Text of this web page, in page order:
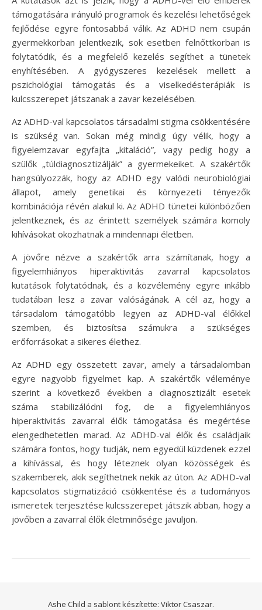
támogatására irányuló programok és kezelési lehetőségek
fejlődése egyre fontosabbá válik. Az ADHD nem csupán
gyermekkorban jelentkezik, sok esetben felnőttkorban is
folytatódik, és a megfelelő kezelés segíthet a tünetek
enyhítésében. A gyógyszeres kezelések mellett a
pszichológiai támogatás és a viselkedésterápiák is
kulcsszerepet játszanak a zavar kezelésében.
Az ADHD-val kapcsolatos társadalmi stigma csökkentésére
is szükség van. Sokan még mindig úgy vélik, hogy a
figyelemzavar egyfajta „kitaláció”, vagy pedig hogy a
szülők „túldiagnosztizálják” a gyermekeiket. A szakértők
hangsúlyozzák, hogy az ADHD egy valódi neurobiológiai
állapot, amely genetikai és környezeti tényezők
kombinációja révén alakul ki. Az ADHD tünetei különbözően
jelentkeznek, és az érintett személyek számára komoly
kihívásokat okozhatnak a mindennapi életben.
A jövőre nézve a szakértők arra számítanak, hogy a
figyelemhiányos hiperaktivitás zavarral kapcsolatos
kutatások folytatódnak, és a közvélemény egyre inkább
tudatában lesz a zavar valóságának. A cél az, hogy a
társadalom támogatóbb legyen az ADHD-val élőkkel
szemben, és biztosítsa számukra a szükséges
erőforrásokat a sikeres élethez.
Az ADHD egy összetett zavar, amely a társadalomban
egyre nagyobb figyelmet kap. A szakértők véleménye
szerint a következő években a diagnosztizált esetek
száma stabilizálódni fog, de a figyelemhiányos
hiperaktivitás zavarral élők támogatása és megértése
elengedhetetlen marad. Az ADHD-val élők és családjaik
számára fontos, hogy tudják, nem egyedül küzdenek ezzel
a kihívással, és hogy léteznek olyan közösségek és
szakemberek, akik segíthetnek nekik az úton. Az ADHD-val
kapcsolatos stigmatizáció csökkentése és a tudományos
ismeretek terjesztése kulcsszerepet játszik abban, hogy a
jövőben a zavarral élők életminősége javuljon.
Ashe Child a sablont készítette: Viktor Csaszar.